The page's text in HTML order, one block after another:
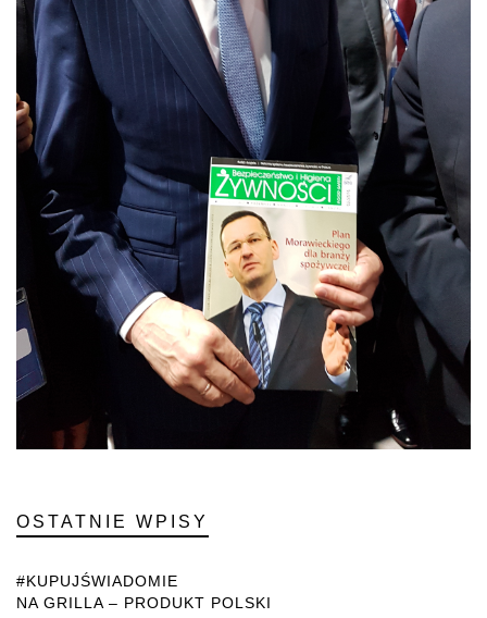
OSTATNIE WPISY
#KUPUJŚWIADOMIE
NA GRILLA – PRODUKT POLSKI